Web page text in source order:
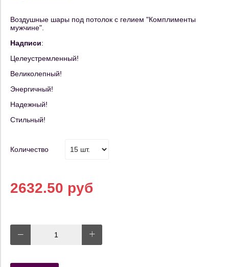
Воздушные шары под потолок с гелием "Комплименты
мужчине".
Надписи:
Целеустремленный!
Великолепный!
Энергичный!
Надежный!
Стильный!
Количество
2632.50 руб